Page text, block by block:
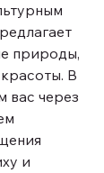
природы,
В
вас через
и